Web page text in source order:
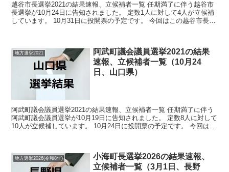
越谷市長選挙2021の結果速報、立候補者一覧 任期満了に伴う越谷市
長選挙が10月24日に告知されました。 定数1人に対して4人が立候補
しています。 10月31日に投開票の予定です。 今回はこの越谷市長選
地方選挙2021
阿武町議会議員選挙2021の結果
速報、立候補者一覧（10月24
日、山口県）
阿武町議会議員選挙2021の結果速報、立候補者一覧 任期満了に伴う
阿武町議会議員選挙が10月19日に告知されました。 定数8人に対して
10人が立候補しています。 10月24日に投開票の予定です。 今回はこ
地方選挙2026(令和8年)
小海町長選挙2026の結果速報、
立候補者一覧（3月1日、長野